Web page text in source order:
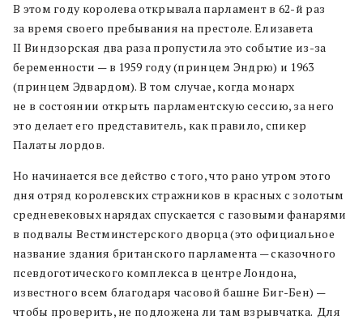
В этом году королева открывала парламент в 62-й раз
за время своего пребывания на престоле. Елизавета
II Виндзорская два раза пропустила это событие из-за
беременности — в 1959 году (принцем Эндрю) и 1963
(принцем Эдвардом). В том случае, когда монарх
не в состоянии открыть парламентскую сессию, за него
это делает его представитель, как правило, спикер
Палаты лордов.
Но начинается все действо с того, что рано утром этого
дня отряд королевских стражников в красных с золотым
средневековых нарядах спускается с газовыми фанарями
в подвалы Вестминстерского дворца (это официальное
название здания британского парламента — сказочного
псевдоготического комплекса в центре Лондона,
известного всем благодаря часовой башне Биг-Бен) —
чтобы проверить, не подложена ли там взрывчатка. Для